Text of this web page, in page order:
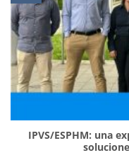
IPVS/ESPHM: una